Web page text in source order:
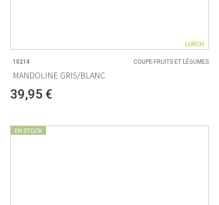
LURCH
10214 COUPE-FRUITS ET LÉGUMES
MANDOLINE GRIS/BLANC
39,95 €
EN STOCK